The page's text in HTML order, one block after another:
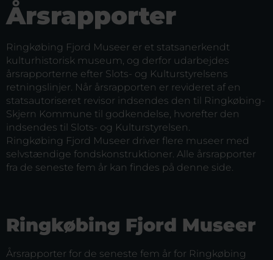
Årsrapporter
Ringkøbing Fjord Museer er et statsanerkendt
kulturhistorisk museum, og derfor udarbejdes
årsrapporterne efter Slots- og Kulturstyrelsens
retningslinjer. Når årsrapporten er revideret af en
statsautoriseret revisor indsendes den til Ringkøbing-
Skjern Kommune til godkendelse, hvorefter den
indsendes til Slots- og Kulturstyrelsen.
Ringkøbing Fjord Museer driver flere museer med
selvstændige fondskonstruktioner. Alle årsrapporter
fra de seneste fem år kan findes på denne side.
Ringkøbing Fjord Museer
Årsrapporter for de seneste fem år for Ringkøbing